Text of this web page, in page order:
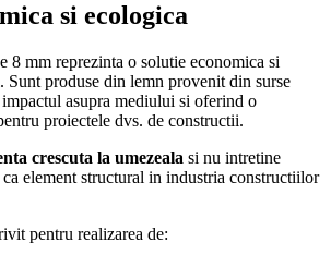
si ecologica
8 mm reprezinta o solutie economica si
Sunt produse din lemn provenit din surse
asupra mediului si oferind o
proiectele dvs. de constructii.
crescuta la umezeala si nu intretine
element structural in industria constructiilor
pentru realizarea de: